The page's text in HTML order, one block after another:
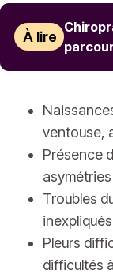
À lire
ventouse,
Présence
Troubles
inexpliqués
Pleurs
difficultés